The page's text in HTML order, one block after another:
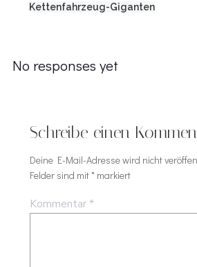
Kettenfahrzeug-Giganten
No responses yet
Schreibe einen
Deine E-Mail-Adresse wird nicht
Felder sind mit* markiert
Kommentar*